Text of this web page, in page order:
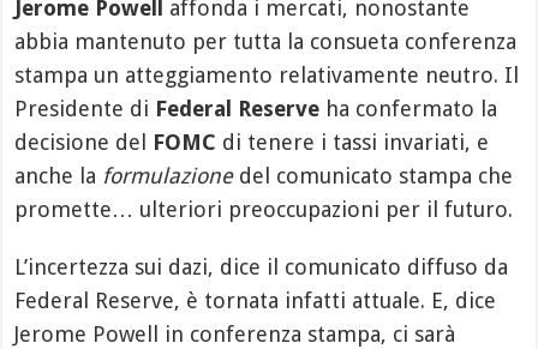
Jerome Powell
affonda i mercati, nonostante
abbia mantenuto per tutta la consueta conferenza
stampa un atteggiamento relativamente neutro. Il
Presidente di Federal Reserve ha confermato la
decisione del FOMC di tenere i tassi invariati, e
anche la formulazionedel comunicato stampa che
promette… ulteriori preoccupazioni per il futuro.
L’incertezza sui dazi, dice il comunicato diffuso da
Federal Reserve, è tornata infatti attuale. E, dice
Jerome Powell in conferenza stampa, ci sarà